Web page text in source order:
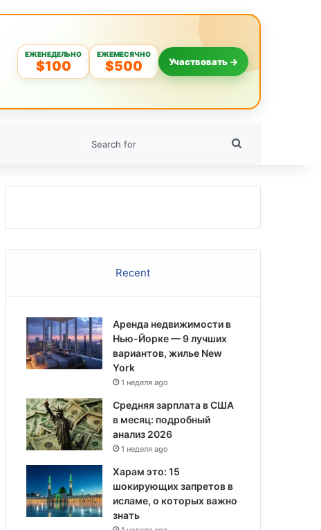
ЕЖЕНЕДЕЛЬНО
$100
ЕЖЕМЕСЯЧНО
$500 Участвовать →
Recent
Аренда недвижимости в
Нью-Йорке — 9 лучших
вариантов, жилье New
York
1 неделя ago
Средняя зарплата в США
в месяц: подробный
анализ 2026
1 неделя ago
Харам это: 15
шокирующих запретов в
исламе, о которых важно
знать